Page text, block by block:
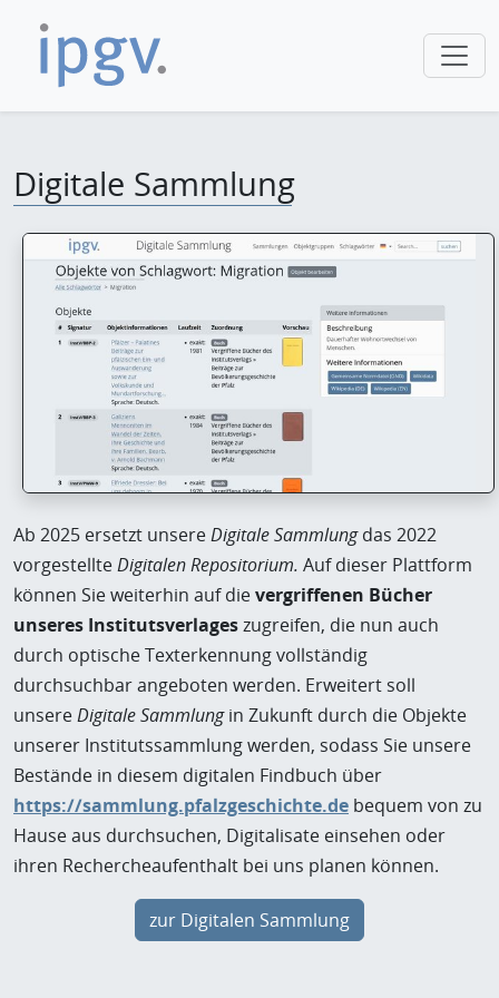
Digitale Sammlung
Ab 2025 ersetzt unsereDigitale Sammlungdas 2022
vorgestellteDigitalen Repositorium. Auf dieser Plattform
können Sie weiterhin auf dievergriffenen Bücher
unseres Institutsverlageszugreifen, die nun auch
durch optische Texterkennung vollständig
durchsuchbar angeboten werden. Erweitert soll
unsereDigitale Sammlungin Zukunft durch die Objekte
unserer Institutssammlung werden, sodass Sie unsere
Bestände in diesem digitalen Findbuch über
https://sammlung.pfalzgeschichte.de bequem von zu
Hause aus durchsuchen, Digitalisate einsehen oder
ihren Rechercheaufenthalt bei uns planen können.
zur Digitalen Sammlung